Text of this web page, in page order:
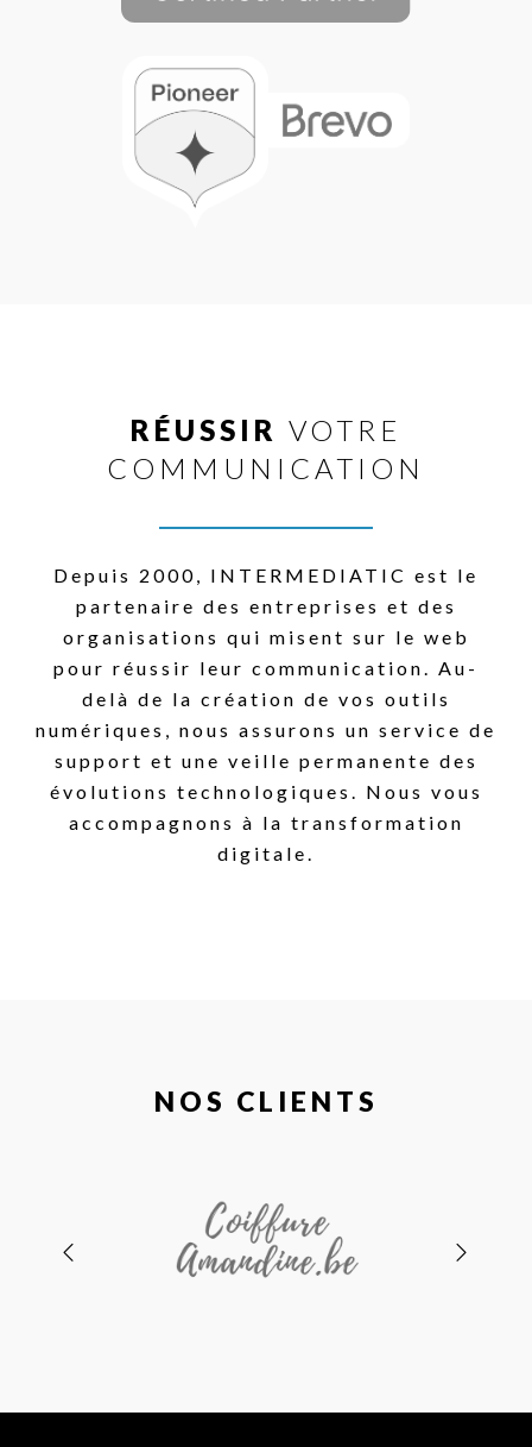
RÉUSSIR VOTRE
COMMUNICATION
Depuis 2000, INTERMEDIATIC est le
partenaire des entreprises et des
organisations qui misent sur le web
pour réussir leur communication. Au-
delà de la création de vos outils
numériques, nous assurons un service de
support et une veille permanente des
évolutions technologiques. Nous vous
accompagnons à la transformation
digitale.
NOS CLIENTS